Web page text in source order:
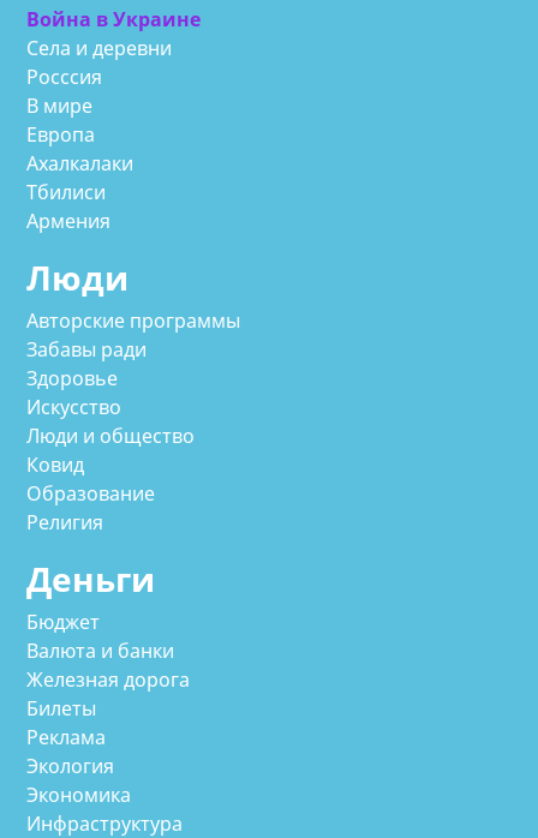
Война в Украине
Села и деревни
Росссия
В мире
Европа
Ахалкалаки
Тбилиси
Армения
Люди
Авторские программы
Забавы ради
Здоровье
Искусство
Люди и общество
Ковид
Образование
Религия
Деньги
Бюджет
Валюта и банки
Железная дорога
Билеты
Реклама
Экология
Экономика
Инфраструктура